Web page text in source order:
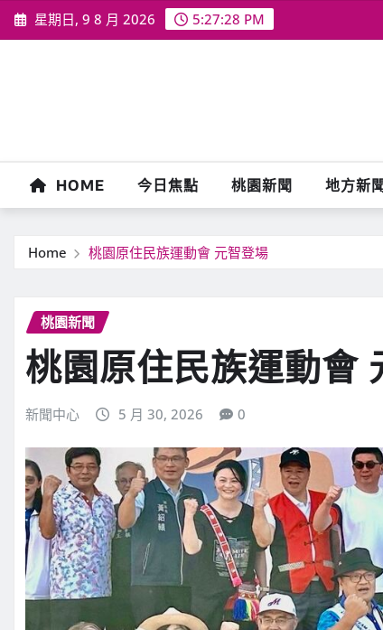
Skip
to
星期日, 9 8 月 2026 5:27:29 PM
HOME 今日焦點 桃園新聞 地方新聞
Home 桃園原住民族運動會 元智登場
桃園新聞
桃園原住民族運動會
新聞中心 5 月 30, 2026 0